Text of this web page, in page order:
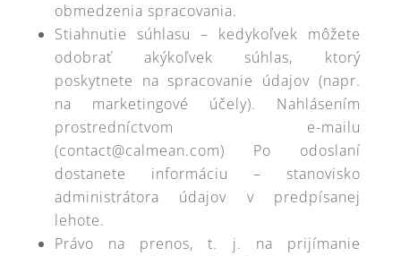
obmedzenia spracovania.
Stiahnutie súhlasu – kedykoľvek môžete
odobrať akýkoľvek súhlas, ktorý
poskytnete na spracovanie údajov (napr.
na marketingové účely). Nahlásením
prostredníctvom e-mailu
(contact@calmean.com) Po odoslaní
dostanete informáciu – stanovisko
administrátora údajov v predpísanej
lehote.
Právo na prenos, t. j. na prijímanie